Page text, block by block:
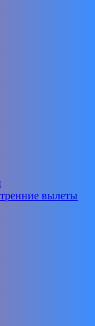
вылеты